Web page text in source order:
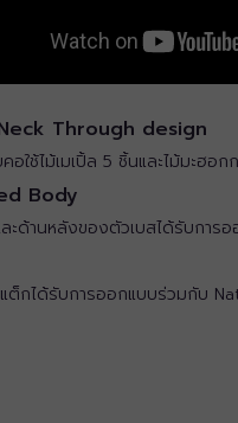
Through design
อใช้ไม้เมเปิ้ล 5 ชิ้นและไม้มะฮอก
Body
ะด้านหลังของตัวเบสได้รับการ
ต็กได้รับการออกแบบร่วมกับ